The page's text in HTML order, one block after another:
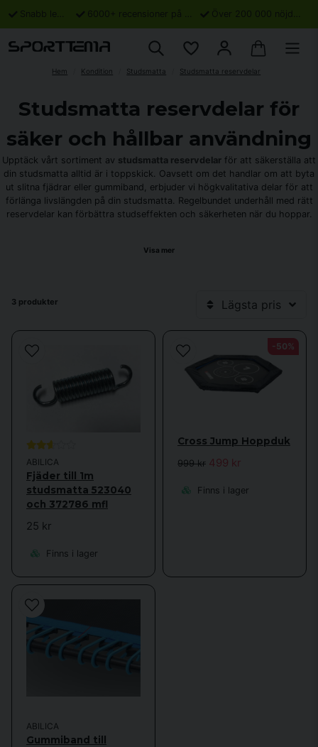
Snabb leverans 6000+ recensioner på Trustpilot Över 200 000 nöjda kunder
Hem Kondition Studsmatta Studsmatta reservdelar
Studsmatta reservdelar för
säker och hållbar användning
Upptäck vårt sortiment av studsmatta reservdelar för att säkerställa att
din studsmatta alltid är i toppskick. Oavsett om det handlar om att byta
ut slitna fjädrar eller gummiband, erbjuder vi högkvalitativa delar för att
förlänga livslängden på din studsmatta. Regelbundet underhåll med rätt
reservdelar kan förbättra studseffekten och säkerheten när du hoppar.
studsmatta tillbehör
Förutom reservdelar till studsmattor erbjuder vi också utrustning för
styrketräning
för att komplettera din träningsrutin.
Vårt mål är att hjälpa dig hålla dig aktiv och säker på din träningsresa.
Visa mer
3 produkter Lägsta pris
ABILICA
Fjäder till 1m
studsmatta 523040
och 372786 mfl
25 kr
Finns i lager
Cross Jump Hoppduk
999 kr 499 kr
Finns i lager
-50%
ABILICA
Gummiband till